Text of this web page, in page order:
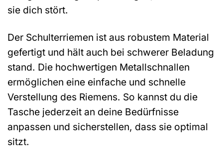
sie dich stört.
Der Schulterriemen ist aus robustem Material
gefertigt und hält auch bei schwerer Beladung
stand. Die hochwertigen Metallschnallen
ermöglichen eine einfache und schnelle
Verstellung des Riemens. So kannst du die
Tasche jederzeit an deine Bedürfnisse
anpassen und sicherstellen, dass sie optimal
sitzt.